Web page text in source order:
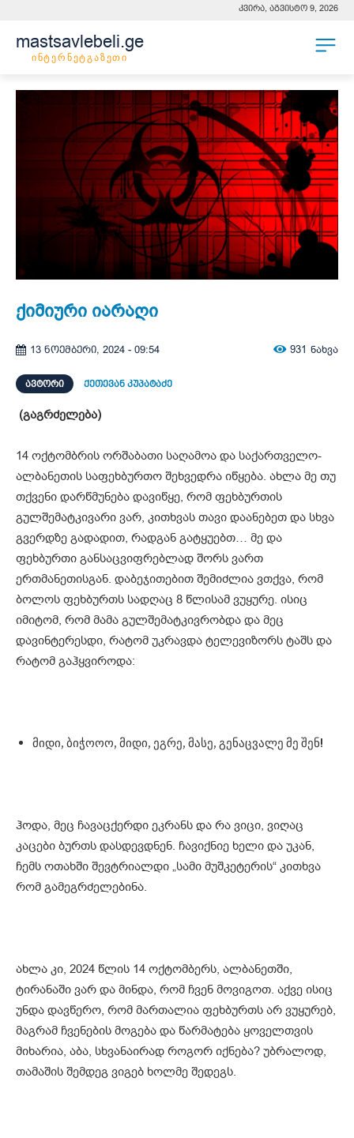
კვირა, აგვისტო 9, 2026
mastsavlebeli.ge
ინტერნეტგაზეთი
ქიმიური იარაღი
13 ნოემბერი, 2024 - 09:54 931 ნახვა
ᲐᲕᲢᲝᲠᲘ ქეთევან კუპატაძე
(გაგრძელება)
14 ოქტომბრის ორშაბათი საღამოა და საქართველო-
ალბანეთის საფეხბურთო შეხვედრა იწყება. ახლა მე თუ
თქვენი დარწმუნება დავიწყე, რომ ფეხბურთის
გულშემატკივარი ვარ, კითხვას თავი დაანებეთ და სხვა
გვერდზე გადადით, რადგან გატყუებთ… მე და
ფეხბურთი განსაცვიფრებლად შორს ვართ
ერთმანეთისგან. დაბეჯითებით შემიძლია ვთქვა, რომ
ბოლოს ფეხბურთს სადღაც 8 წლისამ ვუყურე. ისიც
იმიტომ, რომ მამა გულშემატკივრობდა და მეც
დავინტერესდი, რატომ უკრავდა ტელევიზორს ტაშს და
რატომ გაჰყვიროდა:
მიდი, ბიჭოოო, მიდი, ეგრე, მასე, გენაცვალე მე შენ!
ჰოდა, მეც ჩავაცქერდი ეკრანს და რა ვიცი, ვიღაც
კაცები ბურთს დასდევდნენ. ჩავიქნიე ხელი და უკან,
ჩემს ოთახში შევტრიალდი „სამი მუშკეტერის“ კითხვა
რომ გამეგრძელებინა.
ახლა კი, 2024 წლის 14 ოქტომბერს, ალბანეთში,
ტირანაში ვარ და მინდა, რომ ჩვენ მოვიგოთ. აქვე ისიც
უნდა დავწერო, რომ მართალია ფეხბურთს არ ვუყურებ,
მაგრამ ჩვენების მოგება და წარმატება ყოველთვის
მიხარია, აბა, სხვანაირად როგორ იქნება? უბრალოდ,
თამაშის შემდეგ ვიგებ ხოლმე შედეგს.